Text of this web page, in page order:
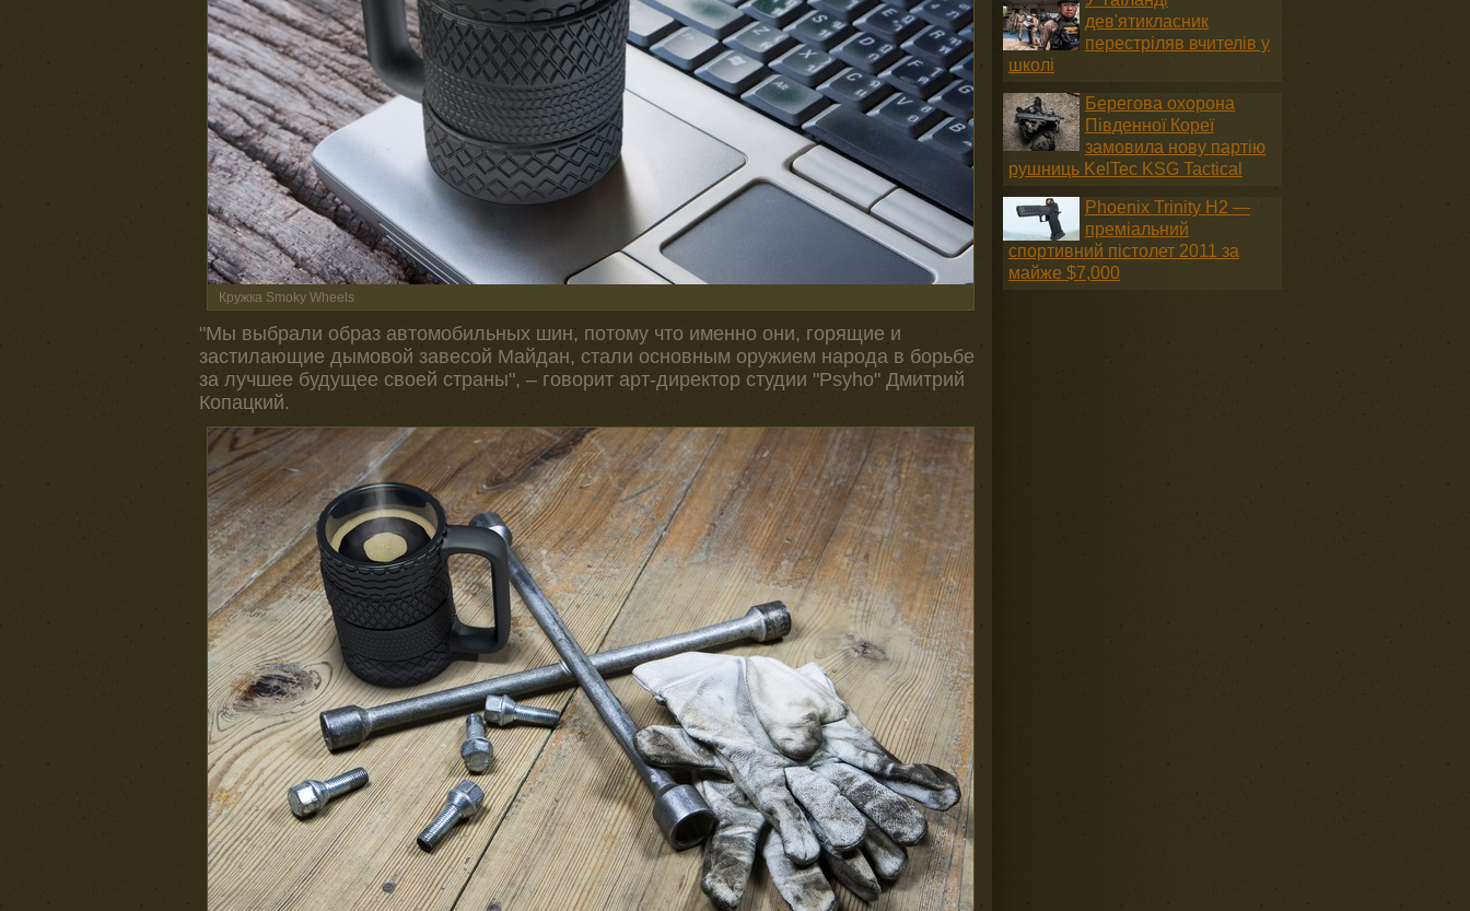
Кружка Smoky Wheels
"Мы выбрали образ автомобильных шин, потому что именно они, горящие и
застилающие дымовой завесой Майдан, стали основным оружием народа в борьбе
за лучшее будущее своей страны", – говорит арт-директор студии "Psyho" Дмитрий
Копацкий.
дев'ятикласник
перестріляв вчителів у
школі
Берегова охорона
Південної Кореї
замовила нову партію
рушниць KelTec KSG Tactical
Phoenix Trinity H2 —
преміальний
спортивний пістолет 2011 за
майже $7,000